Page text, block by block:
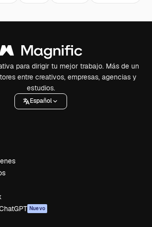
para dirigir tu mejor trabajo. Más de un
entre creativos, empresas, agencias y
estudios.
Español
Nuevo